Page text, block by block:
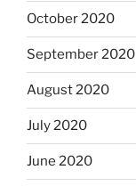
October 2020
September 2020
August 2020
July 2020
June 2020